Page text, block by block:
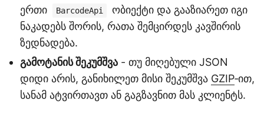
ერთი
BarcodeApi
ობიექტი და გააზიარეთ იგი
ნაკადებს შორის, რათა შემცირდეს კავშირის
ზედნადება.
გამოტანის შეკუმშვა - თუ მიღებული JSON
დიდი არის, განიხილეთ მისი შეკუმშვა GZIP‑ით,
სანამ ატვირთავთ ან გაგზავნით მას კლიენტს.